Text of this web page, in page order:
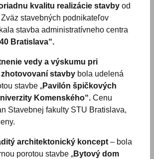
kvalitu realizácie stavby od
stavebných podnikateľov
stavba administratívneho centra
Bratislava“.
vedy a výskumu pri
stavby bola udelená
stavbe „Pavilón špičkových
Komenského“. Cenu
Stavebnej fakulty STU Bratislava,
architektonický koncept – bola
porotou stavbe „Bytový dom